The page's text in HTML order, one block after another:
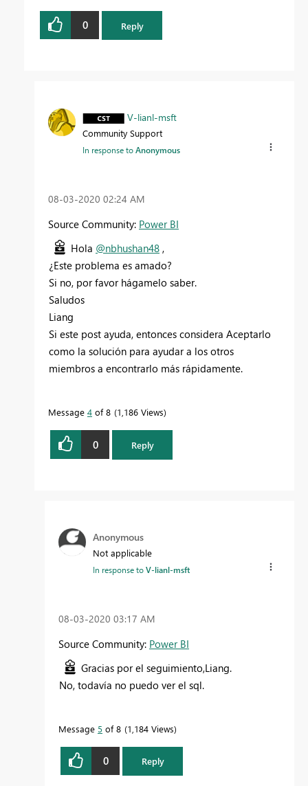
0 Reply
V-lianl-msft
Community Support
In response toAnonymous
‎08-03-2020 02:24 AM
Source Community: Power BI
Hola @nbhushan48 ,
¿Este problema es amado?
Si no, por favor hágamelo saber.
Saludos
Liang
Si este post ayuda, entonces considera Aceptarlo
como la solución para ayudar a los otros
miembros a encontrarlo más rápidamente.
Message 4 of 8 1,186 Views
0 Reply
Anonymous
Not applicable
In response toV-lianl-msft
‎08-03-2020 03:17 AM
Source Community: Power BI
Gracias por el seguimiento,Liang.
No, todavía no puedo ver el sql.
Message 5 of 8 1,184 Views
0 Reply